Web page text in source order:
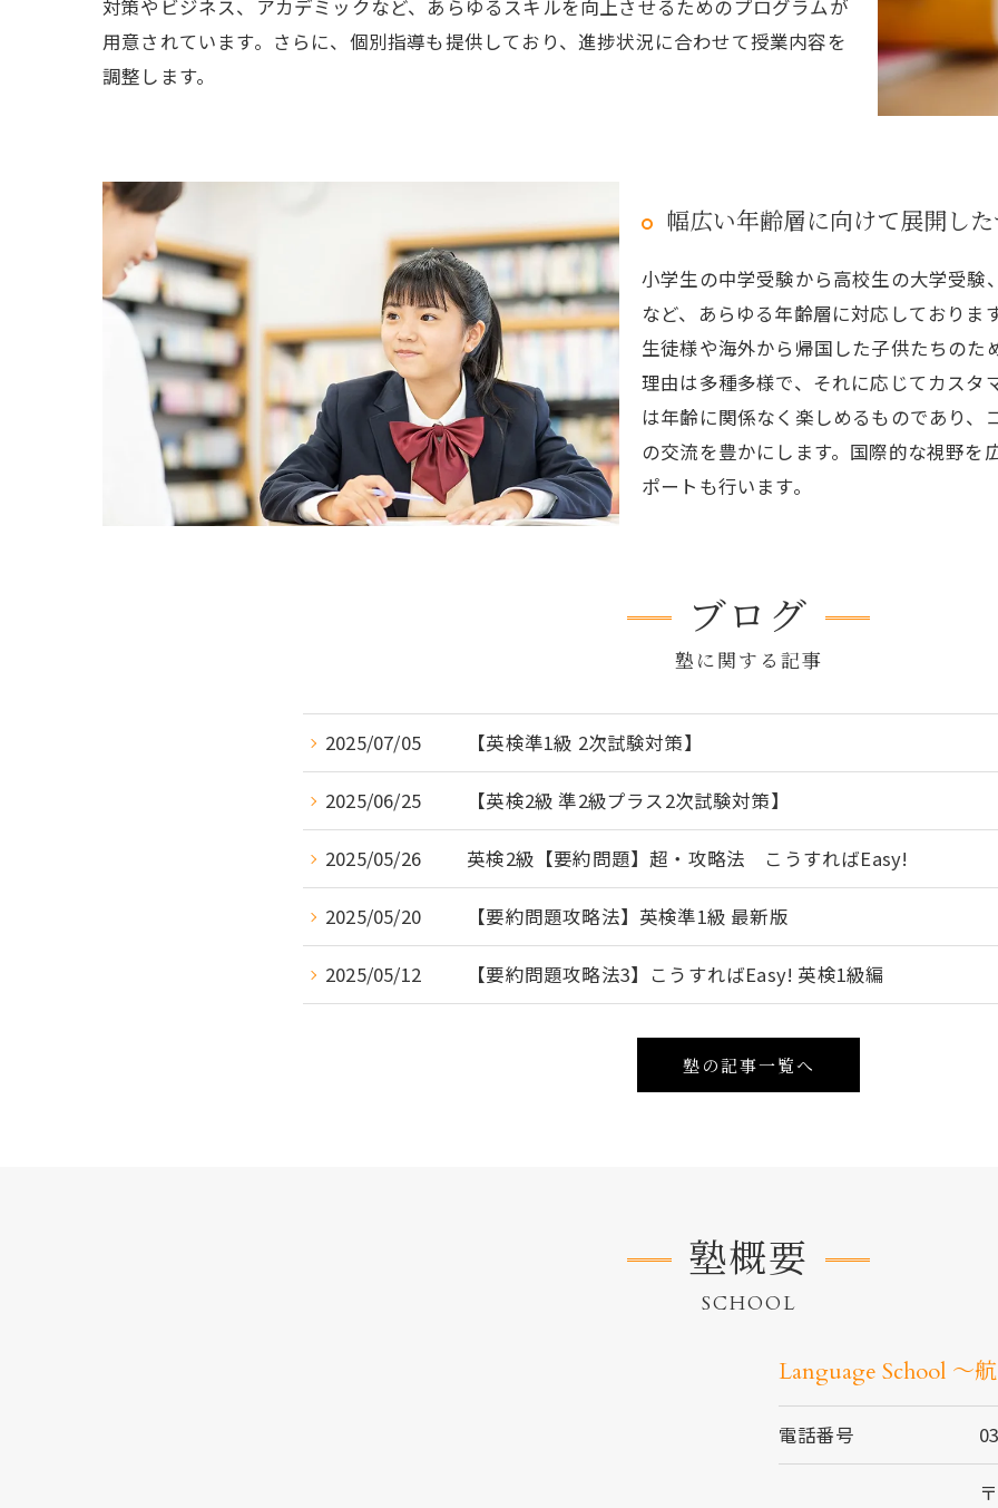
対策やビジネス、アカデミックなど、あらゆるスキルを向上させるためのプログラムが
用意されています。さらに、個別指導も提供しており、進捗状況に合わせて授業内容を
調整します。
幅広い年齢層に向けて展開し
小学生の中学受験から高校生の大学受
など、あらゆる年齢層に対応しており
生徒様や海外から帰国した子供たちの
理由は多種多様で、それに応じてカスタ
は年齢に関係なく楽しめるものであり
の交流を豊かにします。国際的な視野
ポートも行います。
ブログ
塾に関する記事
2025/07/05 【英検準1級 2次試験対策】
2025/06/25 【英検2級 準2級プラス2次試験対策】
2025/05/26 英検2級【要約問題】超・攻略法 こうすればEasy!
2025/05/20 【要約問題攻略法】英検準1級 最新版
2025/05/12 【要約問題攻略法3】こうすればEasy! 英検1級編
塾の記事一覧へ
塾概要
SCHOOL
Language School ～
電話番号